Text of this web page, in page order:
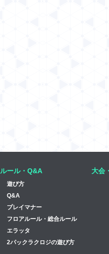
ルール・Q&A
遊び方
Q&A
プレイマナー
フロアルール・総合ルール
エラッタ
2パックラクロジの遊び方
大会